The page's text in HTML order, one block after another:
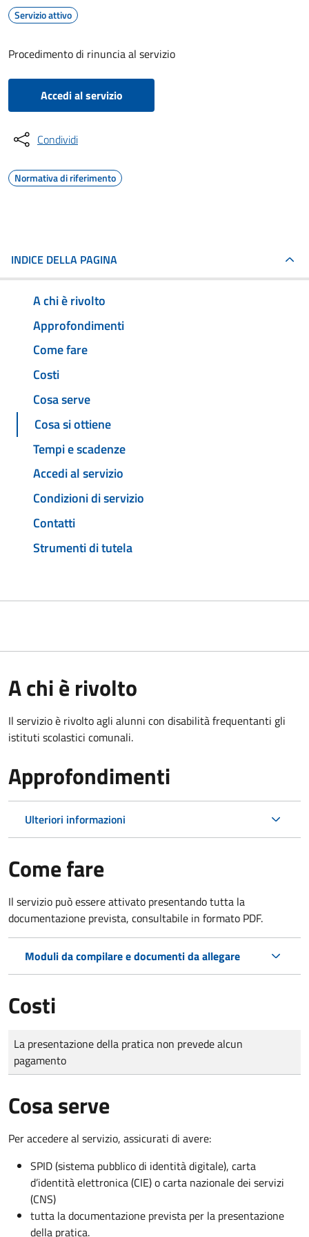
Servizio attivo
Procedimento di rinuncia al servizio
Accedi al servizio
Condividi
Normativa di riferimento
INDICE DELLA PAGINA
A chi è rivolto
Approfondimenti
Come fare
Costi
Cosa serve
Cosa si ottiene
Tempi e scadenze
Accedi al servizio
Condizioni di servizio
Contatti
Strumenti di tutela
A chi è rivolto
Il servizio è rivolto agli alunni con disabilità frequentanti gli
istituti scolastici comunali.
Approfondimenti
Ulteriori informazioni
Come fare
Il servizio può essere attivato presentando tutta la
documentazione prevista, consultabile in formato PDF.
Moduli da compilare e documenti da allegare
Costi
Tipo di pagamento
Importo
La presentazione della pratica non prevede alcun
pagamento
Cosa serve
Per accedere al servizio, assicurati di avere:
SPID (sistema pubblico di identità digitale), carta
d’identità elettronica (CIE) o carta nazionale dei servizi
(CNS)
tutta la documentazione prevista per la presentazione
della pratica.